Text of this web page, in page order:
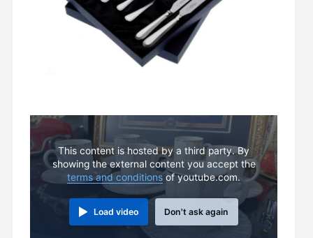
This content is hosted by a third party. By
showing the external content you accept the
terms and conditions of youtube.com.
Load video Don't ask again